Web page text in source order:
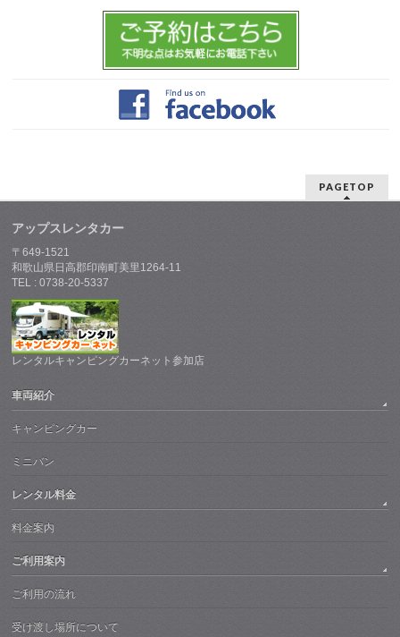
PAGETOP
アップスレンタカー
〒649-1521
和歌山県日高郡印南町美里1264-11
TEL : 0738-20-5337
レンタルキャンピングカーネット参加店
車両紹介
キャンピングカー
ミニバン
レンタル料金
料金案内
ご利用案内
ご利用の流れ
受け渡し場所について